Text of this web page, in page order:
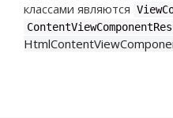
классами являются